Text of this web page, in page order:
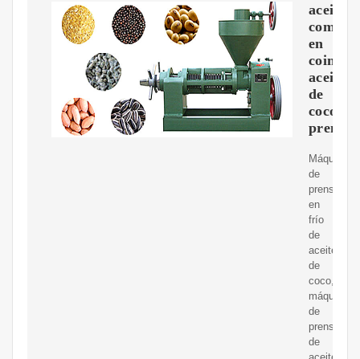
aceite
en
aceite
de
coco
Máquina
de
prensado
en
frío
de
aceite
de
coco,
máquina
de
prensado
de